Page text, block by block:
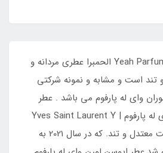
عطر ادکلن یاه پارفوم Yeah Parfum الحمبرا عطری مردانه و
تند است و مشابه و نمونه شرکتی
وای له پارفوم می باشد . عطر
ادکلن ایو سن لورن وای له پارفوم | Yves Saint Laurent Y
Le Parfum عطری است معتدل و تند. که در سال 2021 به